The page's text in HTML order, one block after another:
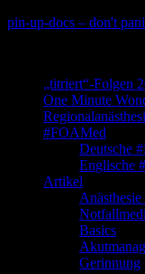
Skip
pin-up-docs – don't
„titriert“-Folgen
One Minute
#FOAMed
Deutsche
Englische
Artikel
Basics
Gerinnung